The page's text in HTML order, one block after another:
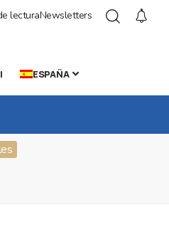
lecturaNewsletters
| ESPAÑA